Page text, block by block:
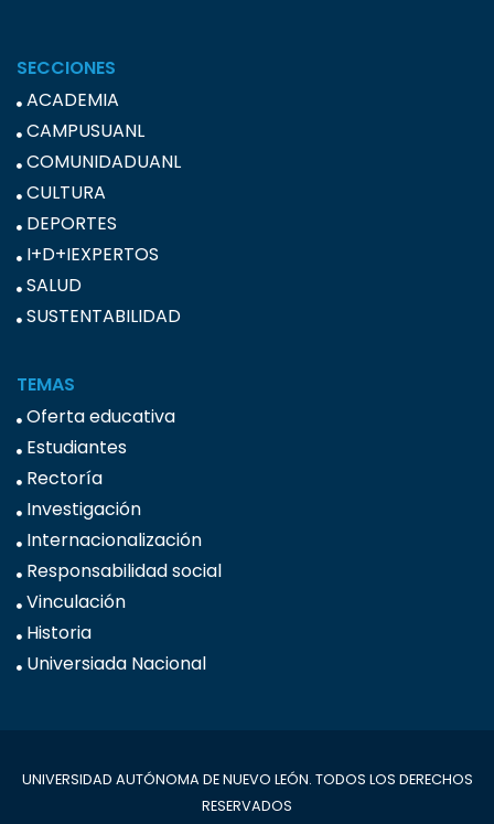
SECCIONES
ACADEMIA
CAMPUSUANL
COMUNIDADUANL
CULTURA
DEPORTES
I+D+IEXPERTOS
SALUD
SUSTENTABILIDAD
TEMAS
Oferta educativa
Estudiantes
Rectoría
Investigación
Internacionalización
Responsabilidad social
Vinculación
Historia
Universiada Nacional
UNIVERSIDAD AUTÓNOMA DE NUEVO LEÓN. TODOS LOS DERECHOS
RESERVADOS